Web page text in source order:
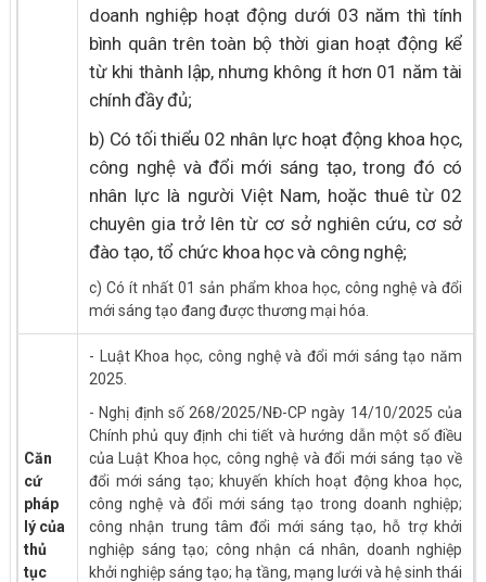
doanh nghiệp hoạt động dưới 03 năm thì tính
bình quân trên toàn bộ thời gian hoạt động kể
từ khi thành lập, nhưng không ít hơn 01 năm tài
chính đầy đủ;
b) Có tối thiểu 02 nhân lực hoạt động khoa học,
công nghệ và đổi mới sáng tạo, trong đó có
nhân lực là người Việt Nam, hoặc thuê từ 02
chuyên gia trở lên từ cơ sở nghiên cứu, cơ sở
đào tạo, tổ chức khoa học và công nghệ;
c) Có ít nhất 01 sản phẩm khoa học, công nghệ và đổi
mới sáng tạo đang được thương mại hóa.
Căn
cứ
pháp
lý của
thủ
tục
- Luật Khoa học, công nghệ và đổi mới sáng tạo năm
2025.
- Nghị định số 268/2025/NĐ-CP ngày 14/10/2025 của
Chính phủ quy định chi tiết và hướng dẫn một số điều
của Luật Khoa học, công nghệ và đổi mới sáng tạo về
đổi mới sáng tạo; khuyến khích hoạt động khoa học,
công nghệ và đổi mới sáng tạo trong doanh nghiệp;
công nhận trung tâm đổi mới sáng tạo, hỗ trợ khởi
nghiệp sáng tạo; công nhận cá nhân, doanh nghiệp
khởi nghiệp sáng tạo; hạ tầng, mạng lưới và hệ sinh thái